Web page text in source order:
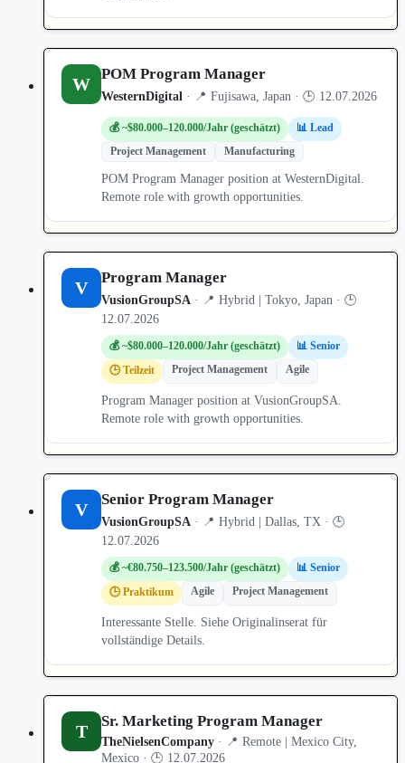
W POM Program Manager
WesternDigital · 📍 Fujisawa, Japan · 🕒 12.07.2026
💰 ~$80.000–120.000/Jahr (geschätzt)
📊 Lead
Project Management
Manufacturing
POM Program Manager position at WesternDigital.
Remote role with growth opportunities.
V Program Manager
VusionGroupSA · 📍 Hybrid | Tokyo, Japan · 🕒
12.07.2026
💰 ~$80.000–120.000/Jahr (geschätzt)
📊 Senior
🕒 Teilzeit
Project Management Agile
Program Manager position at VusionGroupSA.
Remote role with growth opportunities.
V Senior Program Manager
VusionGroupSA · 📍 Hybrid | Dallas, TX · 🕒
12.07.2026
💰 ~€80.750–123.500/Jahr (geschätzt)
📊 Senior
🕒 Praktikum
Agile Project Management
Interessante Stelle. Siehe Originalinserat für
vollständige Details.
T Sr. Marketing Program Manager
TheNielsenCompany · 📍 Remote | Mexico City,
Mexico · 🕒 12.07.2026